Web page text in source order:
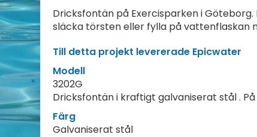
Dricksfontän på Exercisparken i
släcka törsten eller fylla på vattenflaskan
Till detta projekt levererade Epicwater
Modell
3202G
Dricksfontän i kraftigt galvaniserat stål .
Färg
Galvaniserat stål